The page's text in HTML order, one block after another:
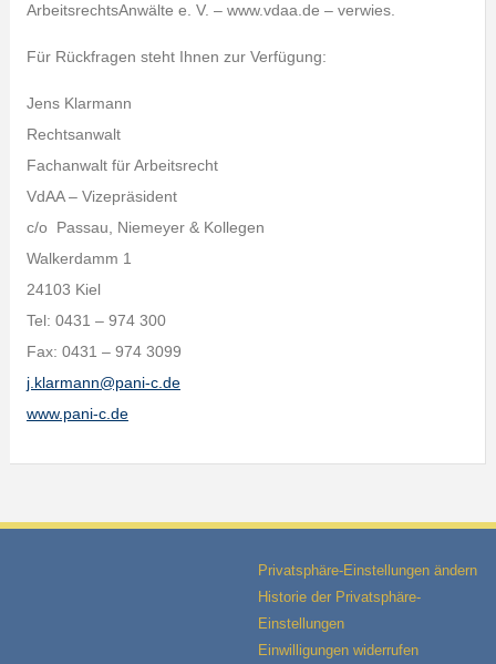
ArbeitsrechtsAnwälte e. V. – www.vdaa.de – verwies.
Für Rückfragen steht Ihnen zur Verfügung:
Jens Klarmann
Rechtsanwalt
Fachanwalt für Arbeitsrecht
VdAA – Vizepräsident
c/o Passau, Niemeyer & Kollegen
Walkerdamm 1
24103 Kiel
Tel: 0431 – 974 300
Fax: 0431 – 974 3099
j.klarmann@pani-c.de
www.pani-c.de
Privatsphäre-Einstellungen ändern
Historie der Privatsphäre-
Einstellungen
Einwilligungen widerrufen